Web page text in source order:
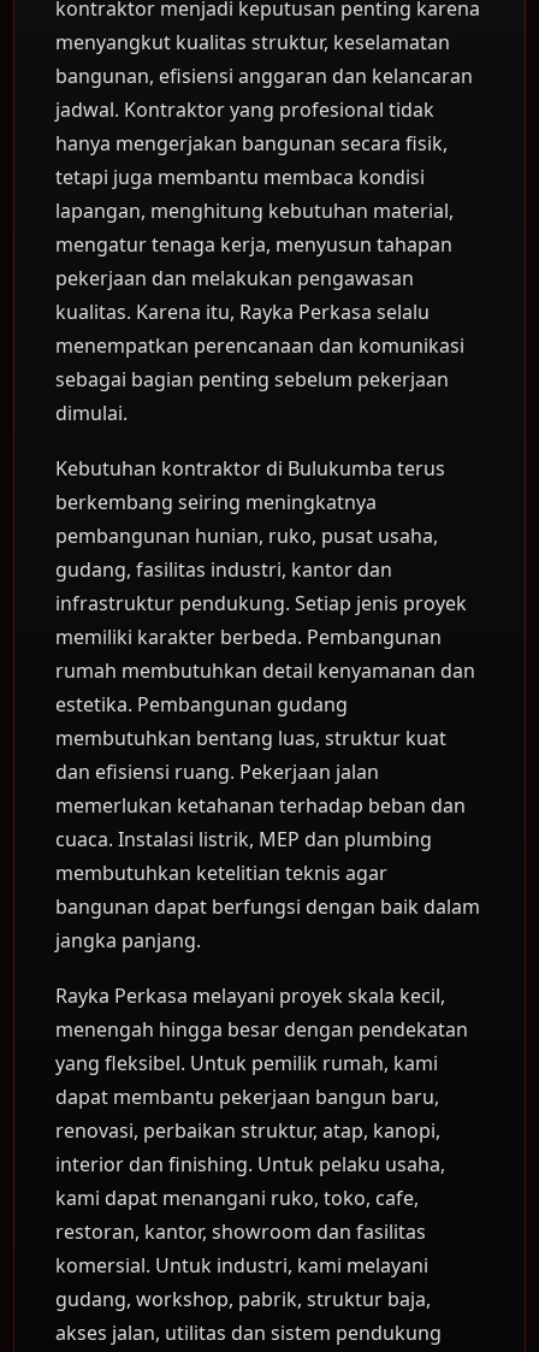
kontraktor menjadi keputusan penting karena
menyangkut kualitas struktur, keselamatan
bangunan, efisiensi anggaran dan kelancaran
jadwal. Kontraktor yang profesional tidak
hanya mengerjakan bangunan secara fisik,
tetapi juga membantu membaca kondisi
lapangan, menghitung kebutuhan material,
mengatur tenaga kerja, menyusun tahapan
pekerjaan dan melakukan pengawasan
kualitas. Karena itu, Rayka Perkasa selalu
menempatkan perencanaan dan komunikasi
sebagai bagian penting sebelum pekerjaan
dimulai.
Kebutuhan kontraktor di Bulukumba terus
berkembang seiring meningkatnya
pembangunan hunian, ruko, pusat usaha,
gudang, fasilitas industri, kantor dan
infrastruktur pendukung. Setiap jenis proyek
memiliki karakter berbeda. Pembangunan
rumah membutuhkan detail kenyamanan dan
estetika. Pembangunan gudang
membutuhkan bentang luas, struktur kuat
dan efisiensi ruang. Pekerjaan jalan
memerlukan ketahanan terhadap beban dan
cuaca. Instalasi listrik, MEP dan plumbing
membutuhkan ketelitian teknis agar
bangunan dapat berfungsi dengan baik dalam
jangka panjang.
Rayka Perkasa melayani proyek skala kecil,
menengah hingga besar dengan pendekatan
yang fleksibel. Untuk pemilik rumah, kami
dapat membantu pekerjaan bangun baru,
renovasi, perbaikan struktur, atap, kanopi,
interior dan finishing. Untuk pelaku usaha,
kami dapat menangani ruko, toko, cafe,
restoran, kantor, showroom dan fasilitas
komersial. Untuk industri, kami melayani
gudang, workshop, pabrik, struktur baja,
akses jalan, utilitas dan sistem pendukung